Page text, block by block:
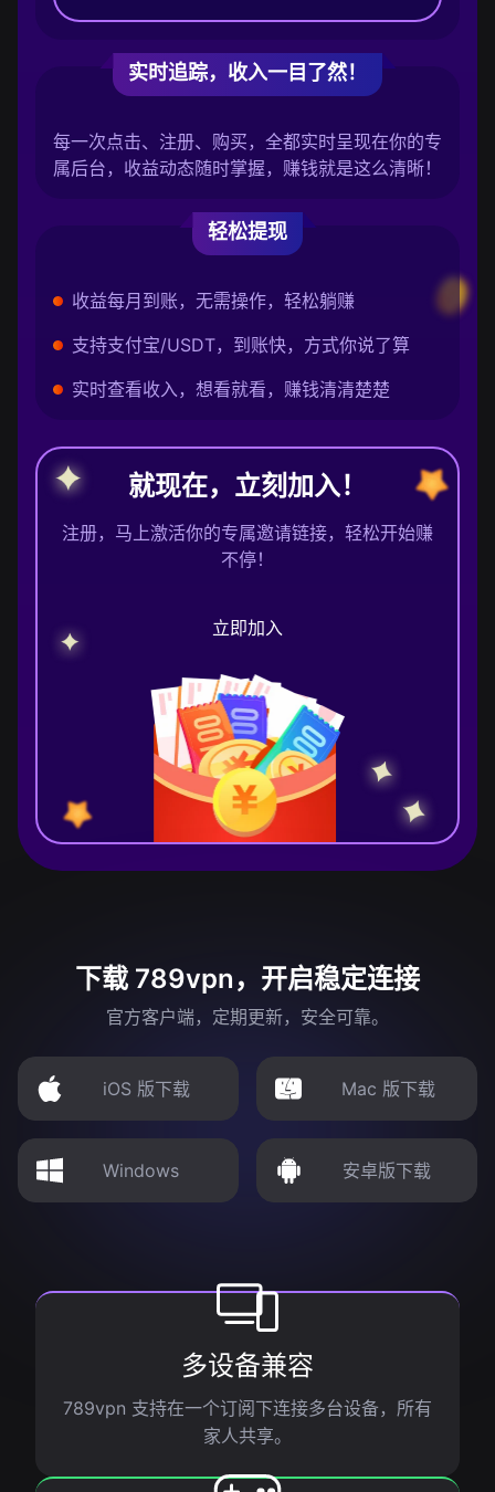
实时追踪，收入一目了然！
每一次点击、注册、购买，全都实时呈现在你的专
属后台，收益动态随时掌握，赚钱就是这么清晰！
轻松提现
收益每月到账，无需操作，轻松躺赚
支持支付宝/USDT，到账快，方式你说了算
实时查看收入，想看就看，赚钱清清楚楚
就现在，立刻加入！
注册，马上激活你的专属邀请链接，轻松开始赚
不停！
立即加入
下载 789vpn，开启稳定连接
官方客户端，定期更新，安全可靠。
iOS 版下载 Mac 版下载
Windows 安卓版下载
多设备兼容
789vpn 支持在一个订阅下连接多台设备，所有
家人共享。